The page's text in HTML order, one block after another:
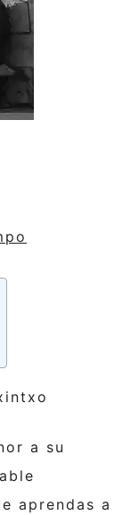
a su
aprendas a